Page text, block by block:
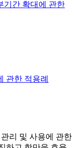
기간 확대에 관한
관한 적용례
리 및 사용에 관한